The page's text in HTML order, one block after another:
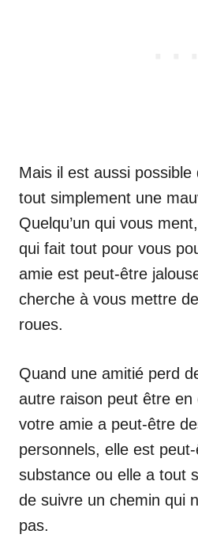
Mais il est aussi
tout simplement une
Quelqu’un qui vous
qui fait tout pour vous
amie est peut-être
cherche à vous mettre
roues.
Quand une amitié perd
autre raison peut être en
votre amie a peut-être
personnels, elle est
substance ou elle a tout
de suivre un chemin qui
pas.